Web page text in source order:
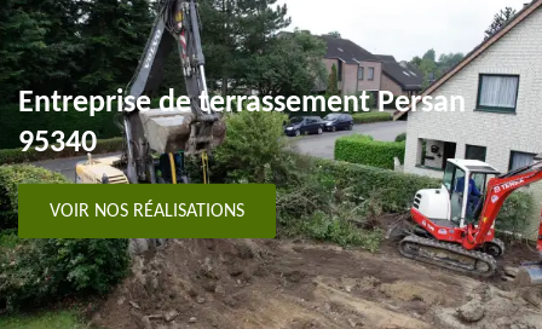
Entreprise de terrassement Persan
95340
VOIR NOS RÉALISATIONS